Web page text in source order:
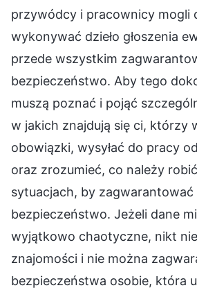
przywódcy i pracownicy mogli
wykonywać dzieło głoszenia
przede wszystkim
bezpieczeństwo. Aby tego
muszą poznać i pojąć
w jakich znajdują się ci, którzy
obowiązki, wysyłać do pracy
oraz zrozumieć, co należy
sytuacjach, by zagwarantować
bezpieczeństwo. Jeżeli dane
wyjątkowo chaotyczne, nikt
znajomości i nie można
bezpieczeństwa osobie, która